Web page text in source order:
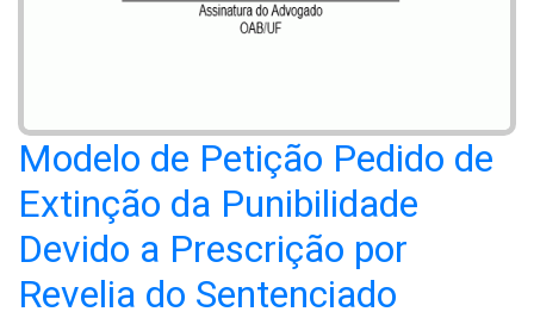
Modelo de Petição Pedido de
Extinção da Punibilidade
Devido a Prescrição por
Revelia do Sentenciado